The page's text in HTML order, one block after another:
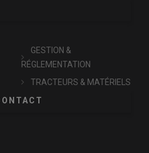
GESTION &
RÉGLEMENTATION
TRACTEURS & MATÉRIELS